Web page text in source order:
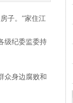
子。”家住江
级纪委监委持
众身边腐败和